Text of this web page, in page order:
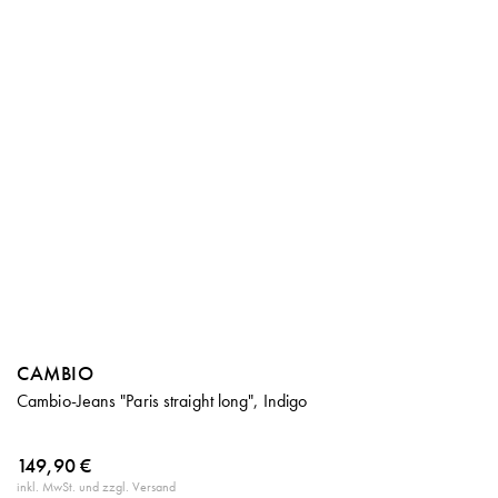
CAMBIO
Cambio-Jeans "Paris straight long", Indigo
149,90 €
inkl. MwSt. und zzgl. Versand